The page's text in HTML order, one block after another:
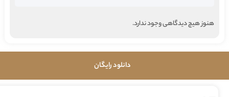
هنوز هیچ دیدگاهی وجود ندارد.
دانلود رایگان